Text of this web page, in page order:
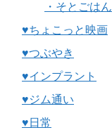
・そとごはん
♥ちょこっと映画
♥つぶやき
♥インプラント
♥ジム通い
♥日常